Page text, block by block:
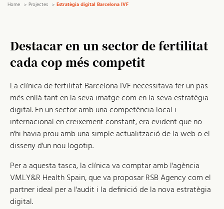
Home Projectes Estratègia digital Barcelona IVF
Destacar en un sector de fertilitat
cada cop més competit
La clínica de fertilitat Barcelona IVF necessitava fer un pas
més enllà tant en la seva imatge com en la seva estratègia
digital. En un sector amb una competència local i
internacional en creixement constant, era evident que no
n'hi havia prou amb una simple actualització de la web o el
disseny d'un nou logotip.
Per a aquesta tasca, la clínica va comptar amb l'agència
VMLY&R Health Spain, que va proposar RSB Agency com el
partner ideal per a l'audit i la definició de la nova estratègia
digital.